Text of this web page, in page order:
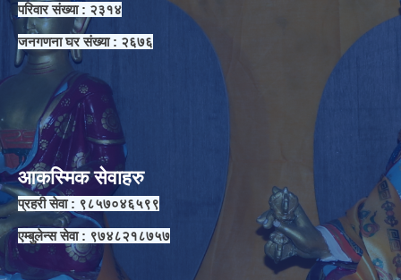
परिवार संख्या : २३१४
जनगणना घर संख्या : २६७६
आकस्मिक सेवाहरु
प्रहरी सेवा : ९८५७०४६५९९
एम्बुलेन्स सेवा : ९७४८२१८७५७